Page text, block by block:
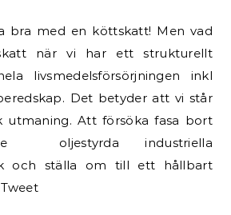
när vi har ett strukturellt
livsmedelsförsörjningen inkl
Det betyder att vi står
utmaning. Att försöka fasa bort
oljestyrda industriella
och ställa om till ett hållbart